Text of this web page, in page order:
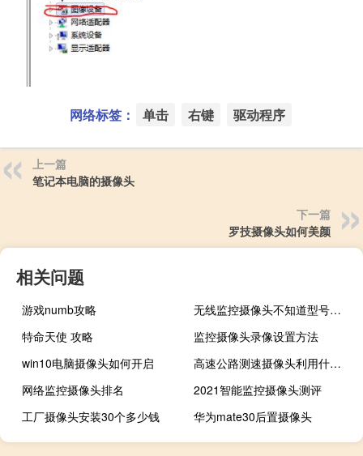
网络标签： 单击 右键 驱动程序
上一篇
笔记本电脑的摄像头
下一篇
罗技摄像头如何美颜
相关问题
游戏numb攻略
无线监控摄像头不知道型号怎么下载app
特命天使 攻略
监控摄像头录像设置方法
win10电脑摄像头如何开启
高速公路测速摄像头利用什么效应
网络监控摄像头排名
2021智能监控摄像头测评
工厂摄像头安装30个多少钱
华为mate30后置摄像头